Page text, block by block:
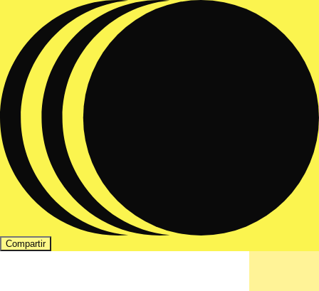
Compartir